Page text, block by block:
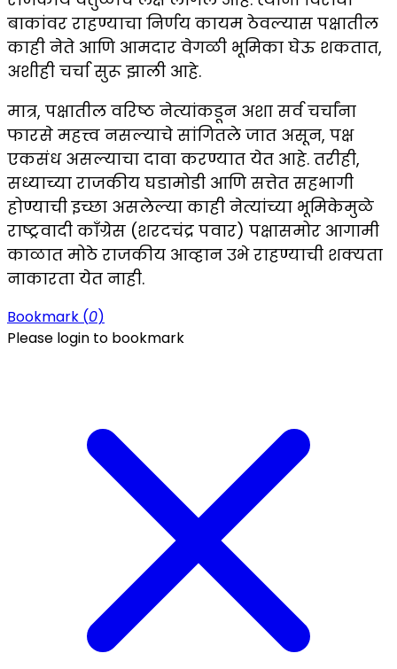
बाकांवर राहण्याचा निर्णय कायम ठेवल्यास पक्षातील
काही नेते आणि आमदार वेगळी भूमिका घेऊ शकतात,
अशीही चर्चा सुरू झाली आहे.
मात्र, पक्षातील वरिष्ठ नेत्यांकडून अशा सर्व चर्चांना
फारसे महत्त्व नसल्याचे सांगितले जात असून, पक्ष
एकसंध असल्याचा दावा करण्यात येत आहे. तरीही,
सध्याच्या राजकीय घडामोडी आणि सत्तेत सहभागी
होण्याची इच्छा असलेल्या काही नेत्यांच्या भूमिकेमुळे
राष्ट्रवादी काँग्रेस (शरदचंद्र पवार) पक्षासमोर आगामी
काळात मोठे राजकीय आव्हान उभे राहण्याची शक्यता
नाकारता येत नाही.
Bookmark (0)
Please login to bookmark